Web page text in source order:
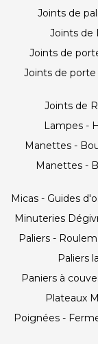
Joints de
Joints de
Joints de
Joints de
Joints de
Lampes -
Manettes -
Manettes -
Micas - Guides
Minuteries
Paliers -
Paliers
Paniers à
Plateaux
Poignées -